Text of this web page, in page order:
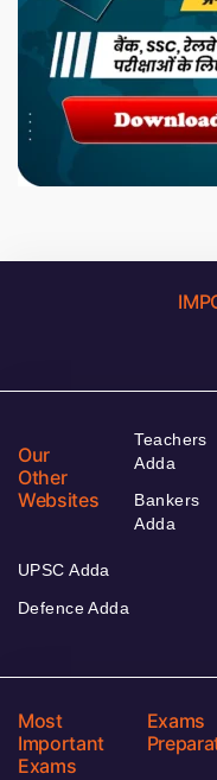
Our
Other
Websites
Teachers
Adda
Bankers
Adda
UPSC Adda
Defence Adda
Most
Important
Exams
Exams